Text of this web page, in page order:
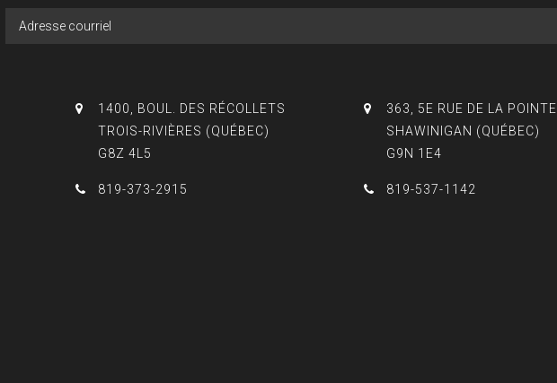
1400, BOUL. DES RÉCOLLETS
TROIS-RIVIÈRES (QUÉBEC)
G8Z 4L5
819-373-2915
363, 5E RUE DE LA POINTE
SHAWINIGAN (QUÉBEC)
G9N 1E4
819-537-1142